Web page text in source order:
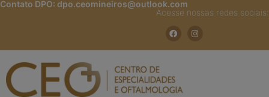
Contato DPO: dpo.ceomineiros@outlook.com
Acesse nossas redes sociais: